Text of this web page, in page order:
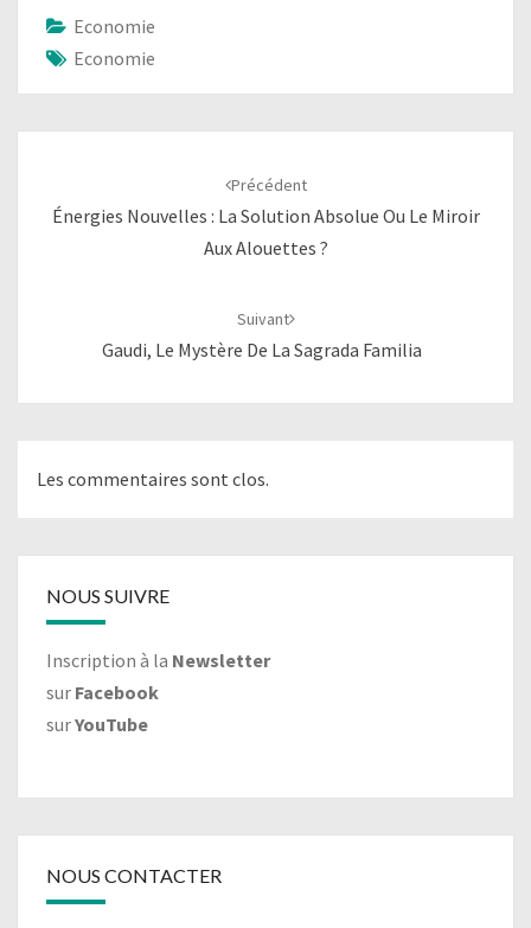
Economie
Economie
Précédent
Énergies Nouvelles : La Solution Absolue Ou Le Miroir
Aux Alouettes ?
Suivant
Gaudi, Le Mystère De La Sagrada Familia
Les commentaires sont clos.
NOUS SUIVRE
Inscription à la Newsletter
sur Facebook
surYouTube
NOUS CONTACTER